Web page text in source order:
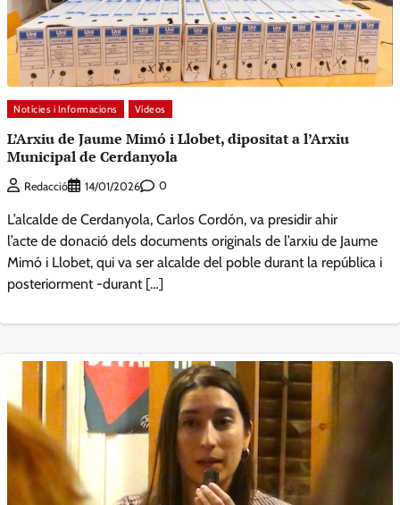
Notícies i Informacions Vídeos
L’Arxiu de Jaume Mimó i Llobet, dipositat a l’Arxiu
Municipal de Cerdanyola
Redacció 14/01/2026 0
L’alcalde de Cerdanyola, Carlos Cordón, va presidir ahir
l’acte de donació dels documents originals de l’arxiu de Jaume
Mimó i Llobet, qui va ser alcalde del poble durant la república i
posteriorment -durant […]